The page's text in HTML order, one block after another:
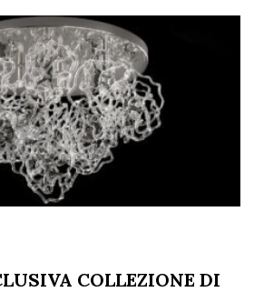
COLLEZIONE DI